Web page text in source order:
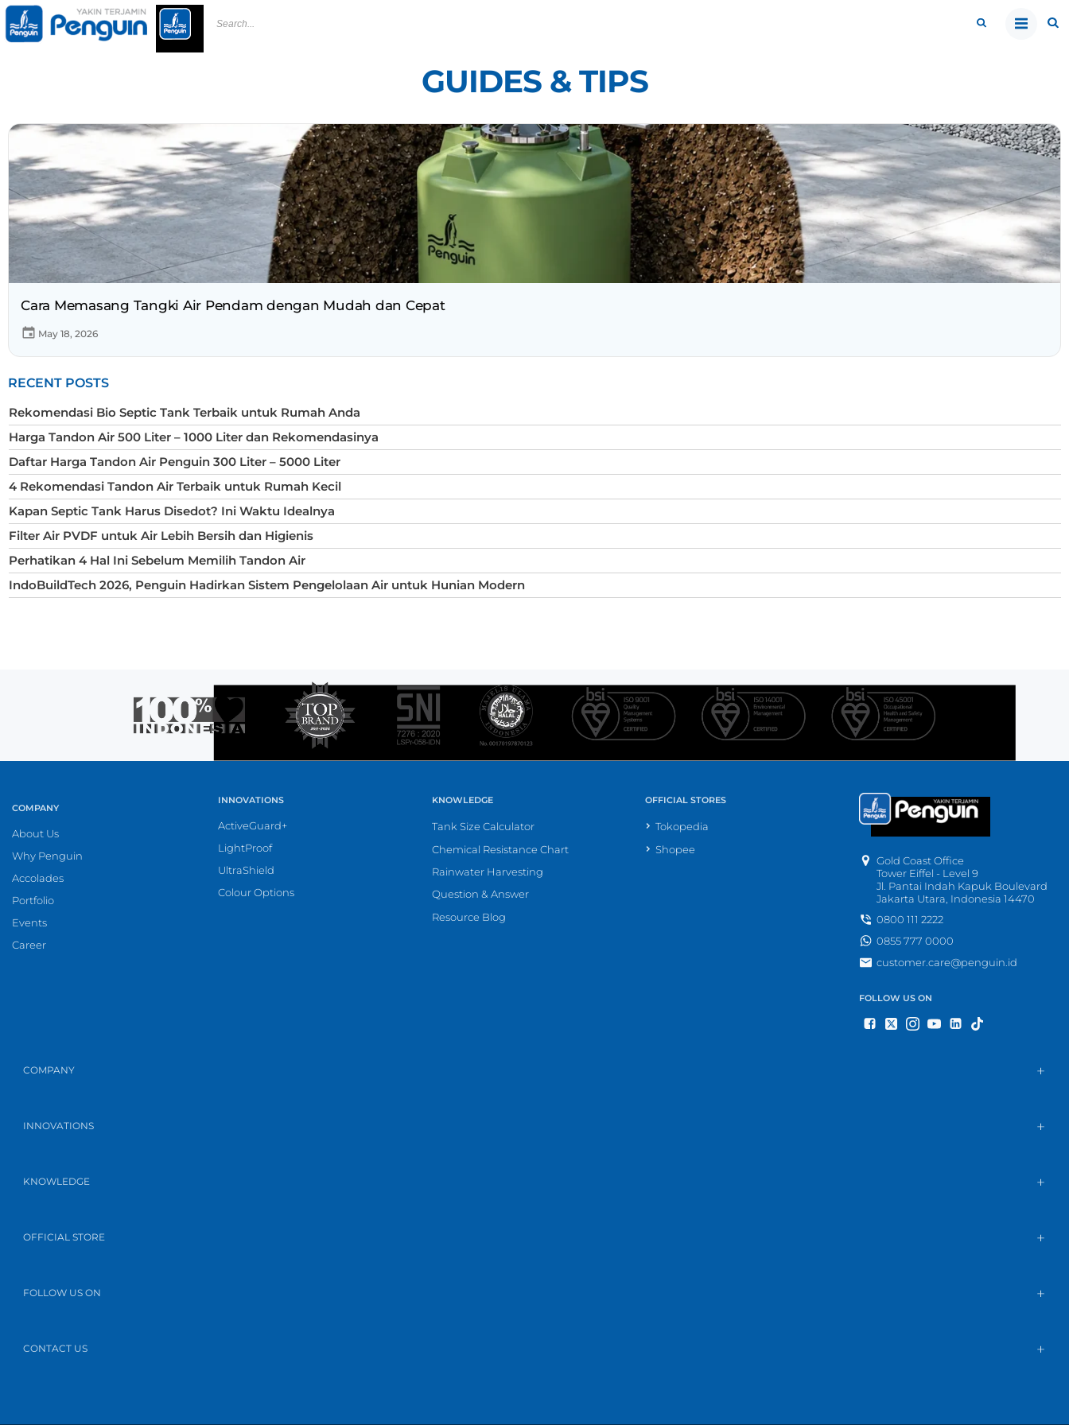
GUIDES & TIPS
Cara Memasang Tangki Air Pendam dengan Mudah dan Cepat
May 18, 2026
RECENT POSTS
Rekomendasi Bio Septic Tank Terbaik untuk Rumah Anda
Harga Tandon Air 500 Liter – 1000 Liter dan Rekomendasinya
Daftar Harga Tandon Air Penguin 300 Liter – 5000 Liter
4 Rekomendasi Tandon Air Terbaik untuk Rumah Kecil
Kapan Septic Tank Harus Disedot? Ini Waktu Idealnya
Filter Air PVDF untuk Air Lebih Bersih dan Higienis
Perhatikan 4 Hal Ini Sebelum Memilih Tandon Air
IndoBuildTech 2026, Penguin Hadirkan Sistem Pengelolaan Air untuk Hunian Modern
COMPANY
About Us
Why Penguin
Accolades
Portfolio
Events
Career
INNOVATIONS
ActiveGuard+
LightProof
UltraShield
Colour Options
KNOWLEDGE
Tank Size Calculator
Chemical Resistance Chart
Rainwater Harvesting
Question & Answer
Resource Blog
OFFICIAL STORES
Tokopedia
Shopee
Gold Coast Office
Tower Eiffel - Level 9
Jl. Pantai Indah Kapuk Boulevard
Jakarta Utara, Indonesia 14470
0800 111 2222
0855 777 0000
customer.care@penguin.id
FOLLOW US ON
COMPANY
INNOVATIONS
KNOWLEDGE
OFFICIAL STORE
FOLLOW US ON
CONTACT US